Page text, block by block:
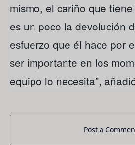
mismo, el cariño que
es un poco la devolución
esfuerzo que él hace por
ser importante en los
equipo lo necesita",
Post a